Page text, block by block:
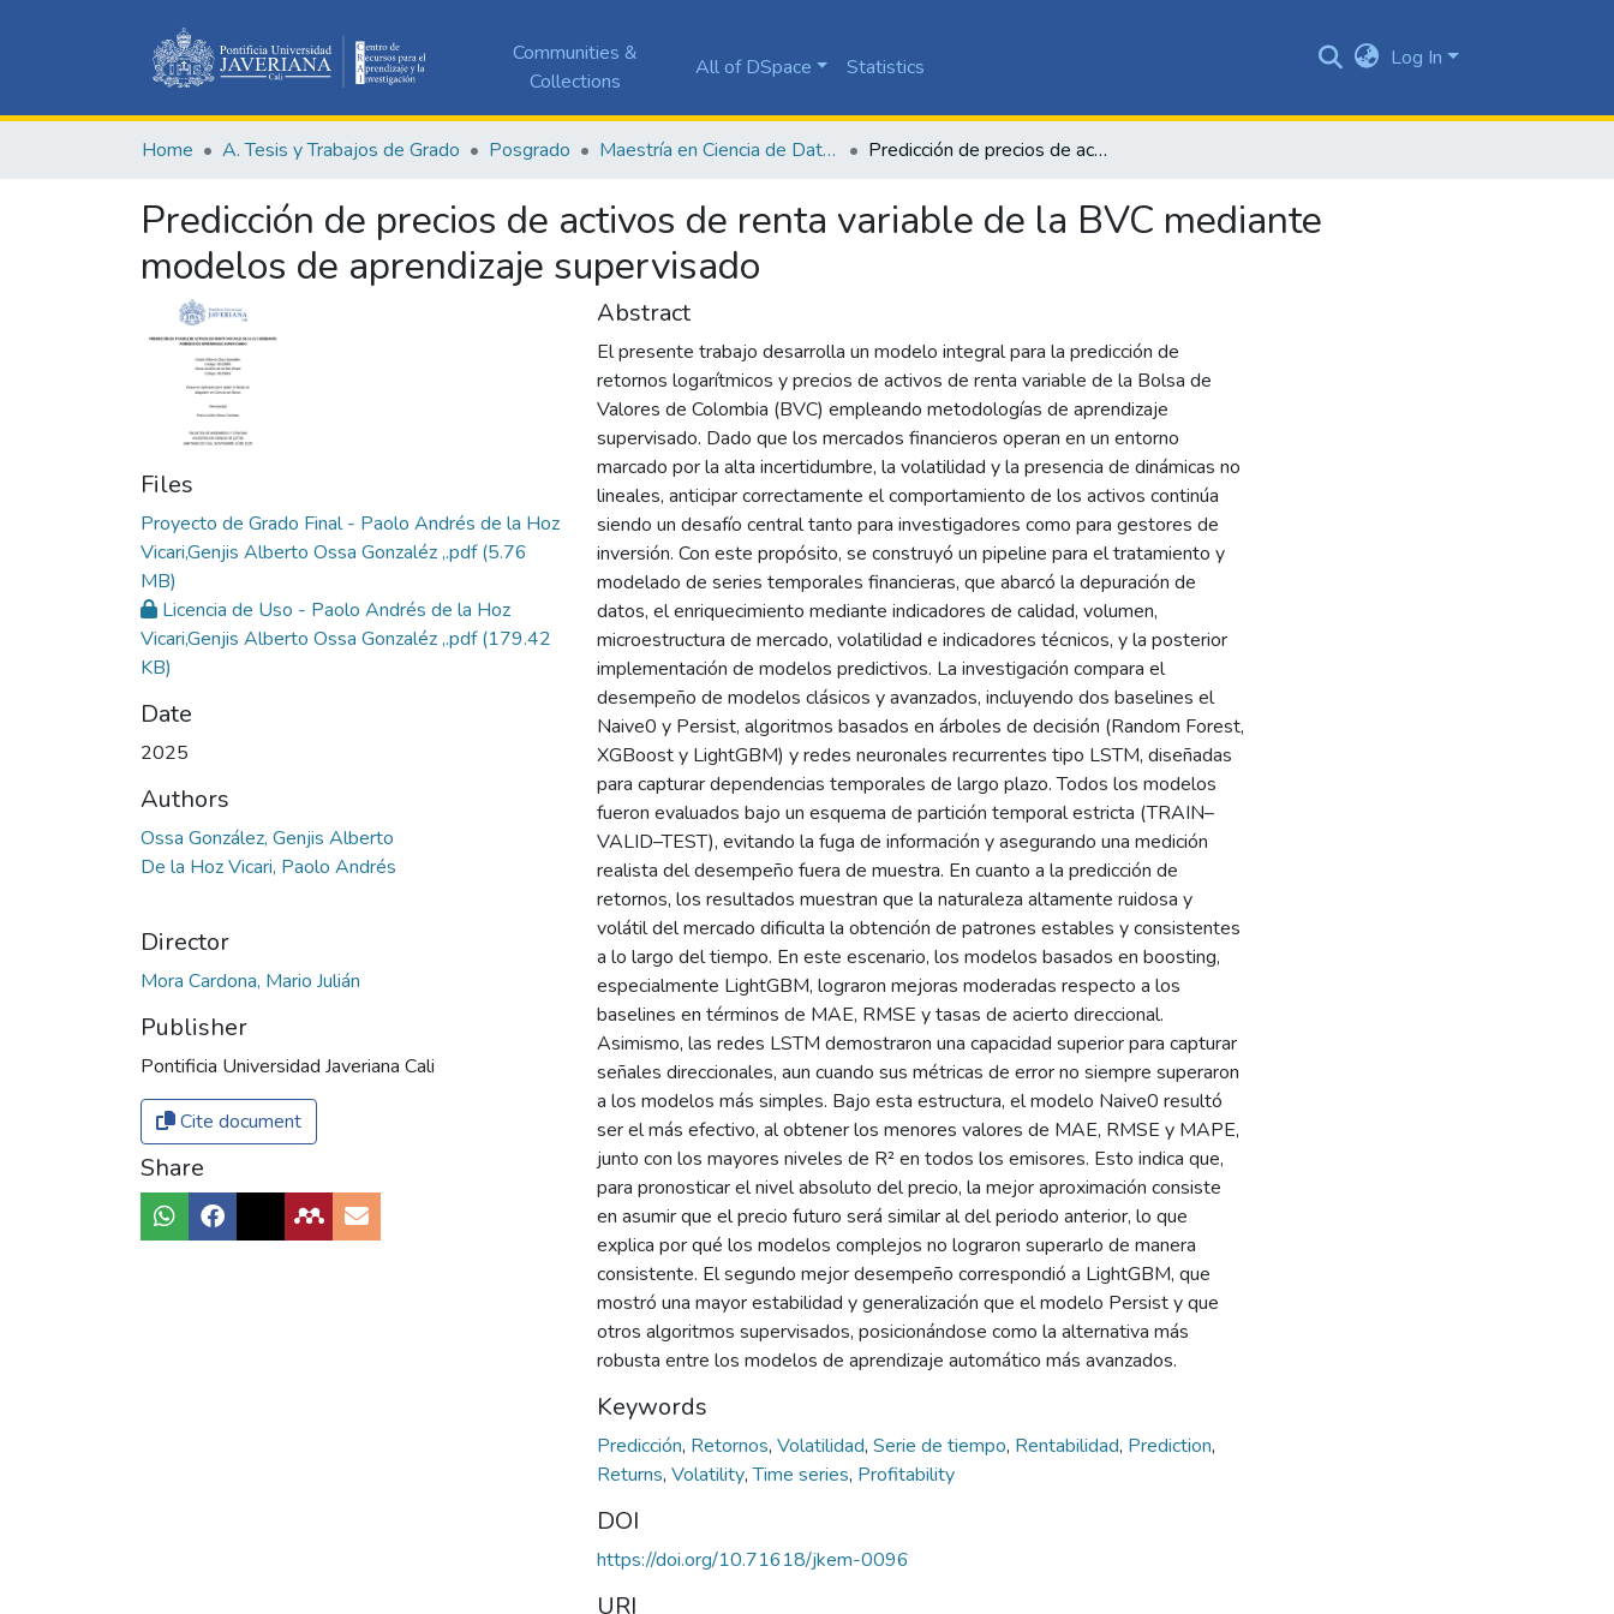
Communities &
Collections
All of DSpace Statistics Log In
Home A. Tesis y Trabajos de Grado Posgrado Maestría en Ciencia de Datos Predicción de precios de activos de renta variable de la BVC mediante modelos de aprendizaje supervisado
Predicción de precios de activos de renta variable de la BVC mediante
modelos de aprendizaje supervisado
Files
Proyecto de Grado Final - Paolo Andrés de la Hoz
Vicari,Genjis Alberto Ossa Gonzaléz ,.pdf(5.76
MB)
Licencia de Uso - Paolo Andrés de la Hoz
Vicari,Genjis Alberto Ossa Gonzaléz ,.pdf(179.42
KB)
Date
2025
Authors
Ossa González, Genjis Alberto
De la Hoz Vicari, Paolo Andrés
Director
Mora Cardona, Mario Julián
Publisher
Pontificia Universidad Javeriana Cali
Cite document
Share
Abstract
El presente trabajo desarrolla un modelo integral para la predicción de
retornos logarítmicos y precios de activos de renta variable de la Bolsa de
Valores de Colombia (BVC) empleando metodologías de aprendizaje
supervisado. Dado que los mercados financieros operan en un entorno
marcado por la alta incertidumbre, la volatilidad y la presencia de dinámicas no
lineales, anticipar correctamente el comportamiento de los activos continúa
siendo un desafío central tanto para investigadores como para gestores de
inversión. Con este propósito, se construyó un pipeline para el tratamiento y
modelado de series temporales financieras, que abarcó la depuración de
datos, el enriquecimiento mediante indicadores de calidad, volumen,
microestructura de mercado, volatilidad e indicadores técnicos, y la posterior
implementación de modelos predictivos. La investigación compara el
desempeño de modelos clásicos y avanzados, incluyendo dos baselines el
Naive0 y Persist, algoritmos basados en árboles de decisión (Random Forest,
XGBoost y LightGBM) y redes neuronales recurrentes tipo LSTM, diseñadas
para capturar dependencias temporales de largo plazo. Todos los modelos
fueron evaluados bajo un esquema de partición temporal estricta (TRAIN–
VALID–TEST), evitando la fuga de información y asegurando una medición
realista del desempeño fuera de muestra. En cuanto a la predicción de
retornos, los resultados muestran que la naturaleza altamente ruidosa y
volátil del mercado dificulta la obtención de patrones estables y consistentes
a lo largo del tiempo. En este escenario, los modelos basados en boosting,
especialmente LightGBM, lograron mejoras moderadas respecto a los
baselines en términos de MAE, RMSE y tasas de acierto direccional.
Asimismo, las redes LSTM demostraron una capacidad superior para capturar
señales direccionales, aun cuando sus métricas de error no siempre superaron
a los modelos más simples. Bajo esta estructura, el modelo Naive0 resultó
ser el más efectivo, al obtener los menores valores de MAE, RMSE y MAPE,
junto con los mayores niveles de R² en todos los emisores. Esto indica que,
para pronosticar el nivel absoluto del precio, la mejor aproximación consiste
en asumir que el precio futuro será similar al del periodo anterior, lo que
explica por qué los modelos complejos no lograron superarlo de manera
consistente. El segundo mejor desempeño correspondió a LightGBM, que
mostró una mayor estabilidad y generalización que el modelo Persist y que
otros algoritmos supervisados, posicionándose como la alternativa más
robusta entre los modelos de aprendizaje automático más avanzados.
Keywords
Predicción, Retornos, Volatilidad, Serie de tiempo, Rentabilidad, Prediction,
Returns, Volatility,Time series, Profitability
DOI
https://doi.org/10.71618/jkem-0096
URI